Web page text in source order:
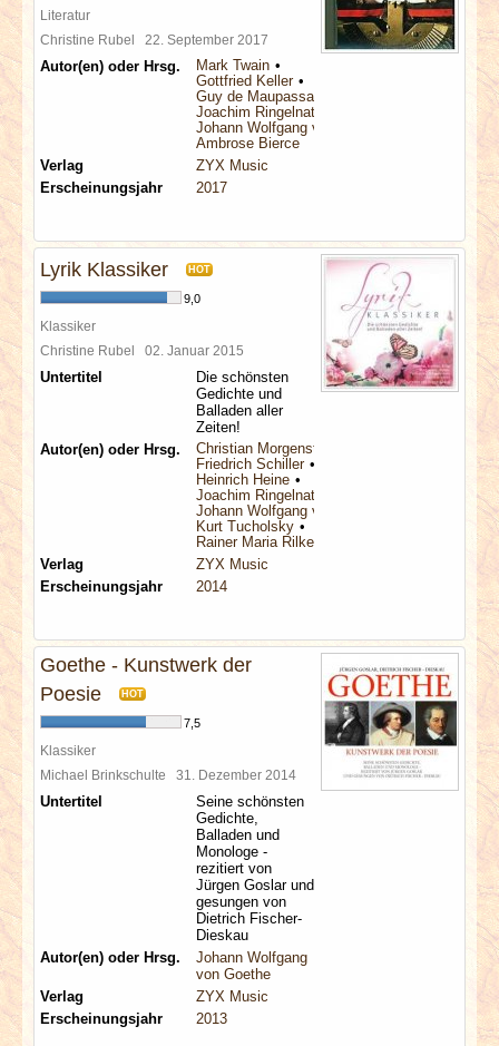
Literatur
Christine Rubel 22. September 2017
Autor(en) oder Hrsg.
Mark Twain
Gottfried Keller
Guy de Maupassant
Joachim Ringelnatz
Johann Wolfgang von Goethe
Ambrose Bierce
Verlag
ZYX Music
Erscheinungsjahr
2017
Lyrik Klassiker HOT
9,0
Klassiker
Christine Rubel 02. Januar 2015
Untertitel
Die schönsten
Gedichte und
Balladen aller
Zeiten!
Autor(en) oder Hrsg.
Christian Morgenstern
Friedrich Schiller
Heinrich Heine
Joachim Ringelnatz
Johann Wolfgang von Goethe
Kurt Tucholsky
Rainer Maria Rilke
Verlag
ZYX Music
Erscheinungsjahr
2014
Goethe - Kunstwerk der
Poesie
HOT
7,5
Klassiker
Michael Brinkschulte 31. Dezember 2014
Untertitel
Seine schönsten
Gedichte,
Balladen und
Monologe -
rezitiert von
Jürgen Goslar und
gesungen von
Dietrich Fischer-
Dieskau
Autor(en) oder Hrsg.
Johann Wolfgang
von Goethe
Verlag
ZYX Music
Erscheinungsjahr
2013